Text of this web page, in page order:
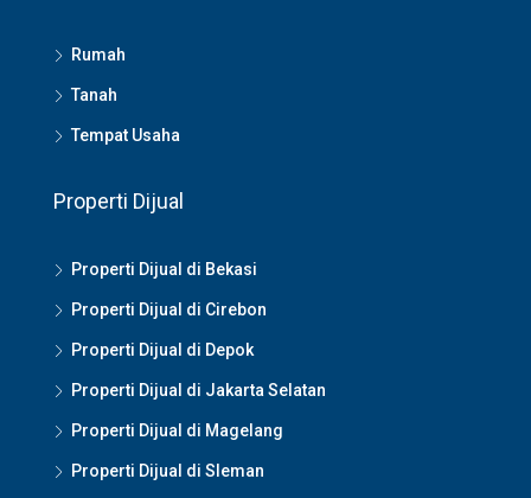
Rumah
Tanah
Tempat Usaha
Properti Dijual
Properti Dijual di Bekasi
Properti Dijual di Cirebon
Properti Dijual di Depok
Properti Dijual di Jakarta Selatan
Properti Dijual di Magelang
Properti Dijual di Sleman